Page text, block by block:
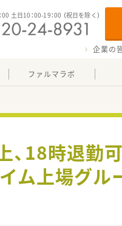
00 土日10：00-19：00 （祝日を除く）
企業の
ファルマラボ
18時退勤可
ム上場グ